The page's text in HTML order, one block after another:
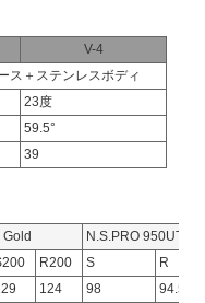
V-4
ス＋ステンレスボディ
23度
59.5°
39
Gold
N.S.PRO
R200 S
R
124 98
94.5